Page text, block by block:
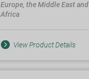
Europe, the Middle East and
Africa
View Product Details